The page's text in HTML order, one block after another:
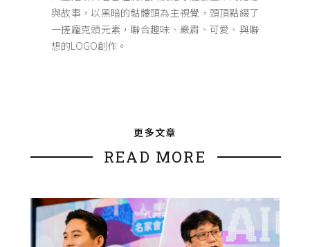
與故事，以黑暗的骷髏頭為主視覺，頭頂點綴了
一搓龐克頭元素，聯合趣味、嚴肅、可愛、與聯
想的LOGO創作。
更多文章
READ MORE